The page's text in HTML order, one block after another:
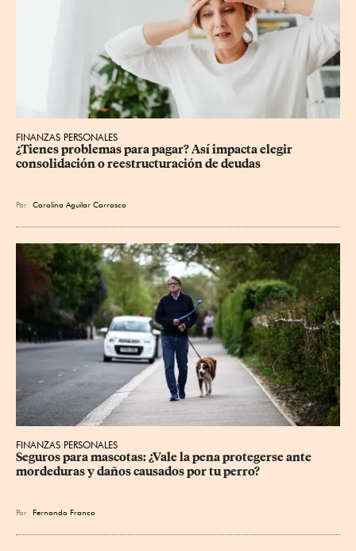
FINANZAS PERSONALES
¿Tienes problemas para pagar? Así impacta elegir
consolidación o reestructuración de deudas
Por Carolina Aguilar Carrasco
FINANZAS PERSONALES
Seguros para mascotas: ¿Vale la pena protegerse ante
mordeduras y daños causados por tu perro?
Por Fernando Franco